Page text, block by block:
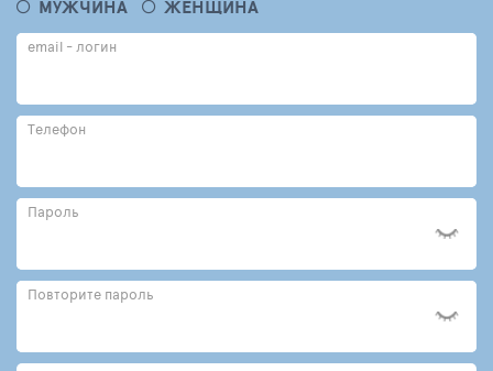
МУЖЧИНА ЖЕНЩИНА
email - логин
Телефон
Пароль
Повторите пароль